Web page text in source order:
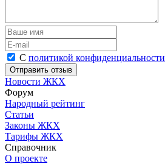
С политикой конфиденциальности
Новости ЖКХ
Форум
Народный рейтинг
Статьи
Законы ЖКХ
Тарифы ЖКХ
Справочник
О проекте